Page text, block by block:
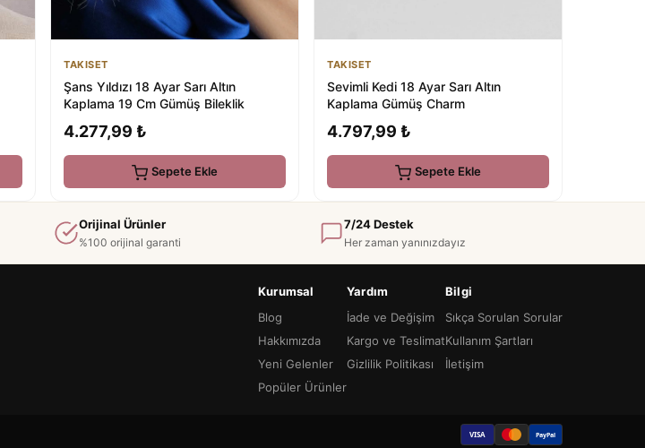
TAKISET
Şans Yıldızı 18 Ayar Sarı Altın
Kaplama 19 Cm Gümüş Bileklik
4.277,99 ₺
Sepete Ekle
TAKISET
Sevimli Kedi 18 Ayar Sarı Altın
Kaplama Gümüş Charm
4.797,99 ₺
Sepete Ekle
Orijinal Ürünler
%100 orijinal garanti
7/24 Destek
Her zaman yanınızdayız
Kurumsal
Blog
Hakkımızda
Yeni Gelenler
Popüler Ürünler
Yardım
İade ve Değişim
Kargo ve Teslimat
Gizlilik Politikası
Bilgi
Sıkça Sorulan Sorular
Kullanım Şartları
İletişim
VISA PayPal